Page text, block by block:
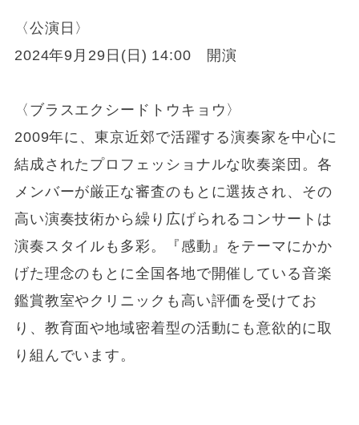
〈公演日〉
2024年9月29日(日) 14:00 開演
〈ブラスエクシードトウキョウ〉
2009年に、東京近郊で活躍する演奏家を中心に
結成されたプロフェッショナルな吹奏楽団。各
メンバーが厳正な審査のもとに選抜され、その
高い演奏技術から繰り広げられるコンサートは
演奏スタイルも多彩。『感動』をテーマにかか
げた理念のもとに全国各地で開催している音楽
鑑賞教室やクリニックも高い評価を受けてお
り、教育面や地域密着型の活動にも意欲的に取
り組んでいます。